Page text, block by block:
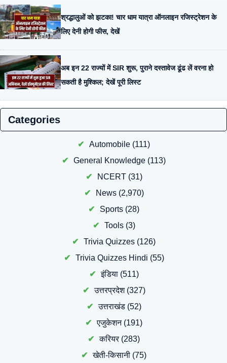
श्रद्धालुओं को झटका! चार धाम यात्रा ऑनलाइन रजिस्ट्रेशन के
लिए देनी होगी फीस, देखें
अब इन 22 राज्यों में SIR शुरू, पुराने दस्तावेज ढूंढ लें वरना हो
सकती है मुश्किल; देखें पूरी लिस्ट
Categories
Automobile (111)
General Knowledge (113)
NCERT(31)
News(2,970)
Sports (28)
Tools(3)
Trivia Quizzes (126)
Trivia Quizzes Hindi (55)
इंडिया(511)
उत्तरप्रदेश(327)
उत्तराखंड(52)
एजुकेशन(191)
करियर(283)
खेती-किसानी (75)